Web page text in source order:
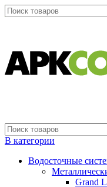
В категории
Водосточные
Grand